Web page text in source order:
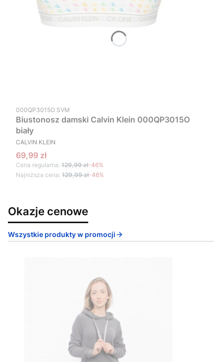
Kod produktu
000QP3015O SVM
Biustonosz damski Calvin Klein 000QP3015O
biały
PRODUCENT
CALVIN KLEIN
Cena promocyjna
69,99 zł
Cena regularna: 129,99 zł-46%
Najniższa cena: 129,99 zł-46%
Okazje cenowe
Wszystkie produkty w promocji